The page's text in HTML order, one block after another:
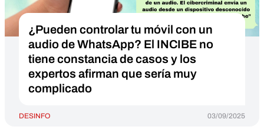
¿Pueden controlar tu móvil con un
audio de WhatsApp? El INCIBE no
tiene constancia de casos y los
expertos afirman que sería muy
complicado
DESINFO 03/09/2025